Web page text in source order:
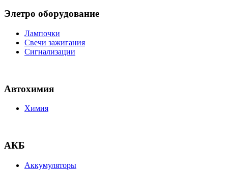
Элетро оборудование
Лампочки
Свечи зажигания
Сигнализации
Автохимия
Химия
АКБ
Аккумуляторы